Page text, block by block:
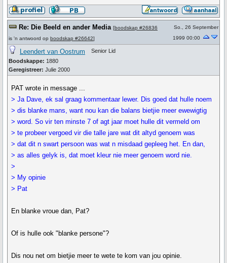
Re: Die Beeld en ander Media [boodskap #26836
is 'n antwoord op boodskap #26642]
So., 26 September
1999 00:00
Leendert van Oostrum
Boodskappe: 1880
Geregistreer: Julie 2000
Senior Lid
PAT wrote in message ...
> Ja Dave, ek sal graag kommentaar lewer. Dis goed dat hulle noem
> dis blanke mans, want nou kan die balans bietjie meer ewewigtig
> word. So vir ten minste 7 of agt jaar moet hulle dit vermeld om
> te probeer vergoed vir die talle jare wat dit altyd genoem was
> dat dit n swart persoon was wat n misdaad gepleeg het. En dan,
> as alles gelyk is, dat moet kleur nie meer genoem word nie.
>
> My opinie
> Pat
En blanke vroue dan, Pat?
Of is hulle ook "blanke persone"?
Dis nou net om bietjie meer te wete te kom van jou opinie.